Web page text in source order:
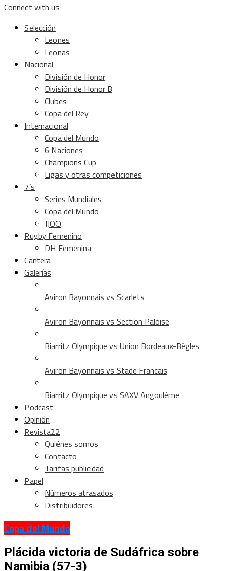
Connect with us
Selección
Leones
Leonas
Nacional
División de Honor
División de Honor B
Clubes
Copa del Rey
Internacional
Copa del Mundo
6 Naciones
Champions Cup
Ligas y otras competiciones
7’s
Series Mundiales
Copa del Mundo
JJOO
Rugby Femenino
DH Femenina
Cantera
Galerías
Aviron Bayonnais vs Scarlets
Aviron Bayonnais vs Section Paloise
Biarritz Olympique vs Union Bordeaux-Bègles
Aviron Bayonnais vs Stade Francais
Biarritz Olympique vs SAXV Angoulême
Podcast
Opinión
Revista22
Quiénes somos
Contacto
Tarifas publicidad
Papel
Números atrasados
Distribuidores
Copa del Mundo
Plácida victoria de Sudáfrica sobre
Namibia (57-3)